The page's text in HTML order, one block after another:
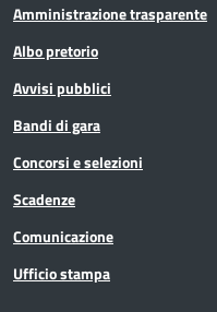
Amministrazione trasparente
Albo pretorio
Avvisi pubblici
Bandi di gara
Concorsi e selezioni
Scadenze
Comunicazione
Ufficio stampa